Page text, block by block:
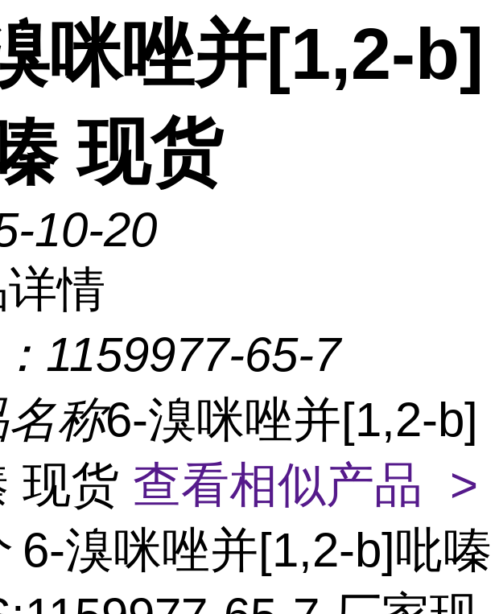
咪唑并[1,2-b]
现货
10-20
情
1159977-65-7
称6-溴咪唑并[1,2-b]
现货 查看相似产品 >
6-溴咪唑并[1,2-b]吡嗪